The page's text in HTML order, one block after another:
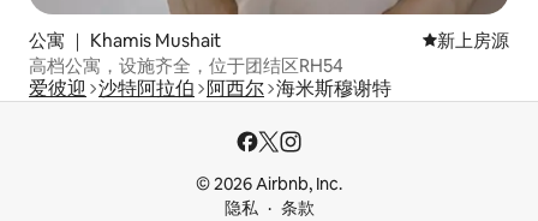
公寓 ｜ Khamis Mushait 新房源
新上房源
高档公寓，设施齐全，位于团结区RH54
爱彼迎 沙特阿拉伯 阿西尔 海米斯穆谢特
© 2026 Airbnb, Inc.
隐私
条款